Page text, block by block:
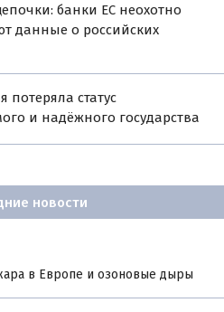
банки ЕС неохотно
данные о российских
статус
и надёжного государства
новости
в Европе и озоновые дыры